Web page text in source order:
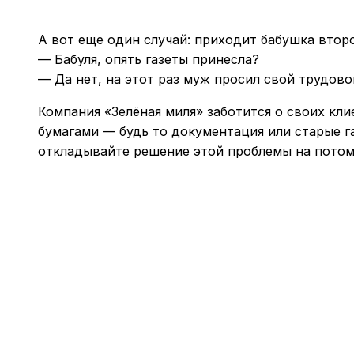
А вот еще один случай: приходит бабушка
— Бабуля, опять газеты принесла?
— Да нет, на этот раз муж просил свой
Компания «Зелёная миля» заботится о своих
бумагами — будь то документация или старые
откладывайте решение этой проблемы на